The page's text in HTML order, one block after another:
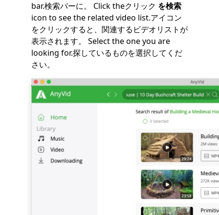
bar.検索バーに。 Click theクリック を検索
icon to see the related video list.アイコン
をクリックすると、関連するビデオリストが
表示されます。 Select the one you are
looking for.探しているものを選択してくだ
さい。